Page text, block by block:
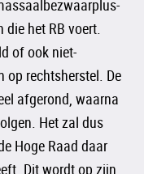
het RB voert.
of ook niet-
op rechtsherstel. De
afgerond, waarna
Het zal dus
Hoge Raad daar
Dit wordt op zijn